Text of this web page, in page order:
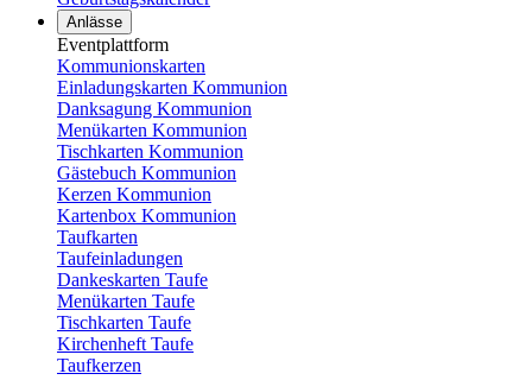
Anlässe
Eventplattform
Kommunionskarten
Einladungskarten Kommunion
Danksagung Kommunion
Menükarten Kommunion
Tischkarten Kommunion
Gästebuch Kommunion
Kerzen Kommunion
Kartenbox Kommunion
Taufkarten
Taufeinladungen
Dankeskarten Taufe
Menükarten Taufe
Tischkarten Taufe
Kirchenheft Taufe
Taufkerzen